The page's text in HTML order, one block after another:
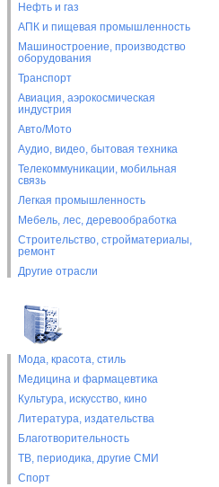
Нефть и газ
АПК и пищевая промышленность
Машиностроение, производство
оборудования
Транспорт
Авиация, аэрокосмическая
индустрия
Авто/Мото
Аудио, видео, бытовая техника
Телекоммуникации, мобильная
связь
Легкая промышленность
Мебель, лес, деревообработка
Строительство, стройматериалы,
ремонт
Другие отрасли
Мода, красота, стиль
Медицина и фармацевтика
Культура, искусство, кино
Литература, издательства
Благотворительность
ТВ, периодика, другие СМИ
Спорт